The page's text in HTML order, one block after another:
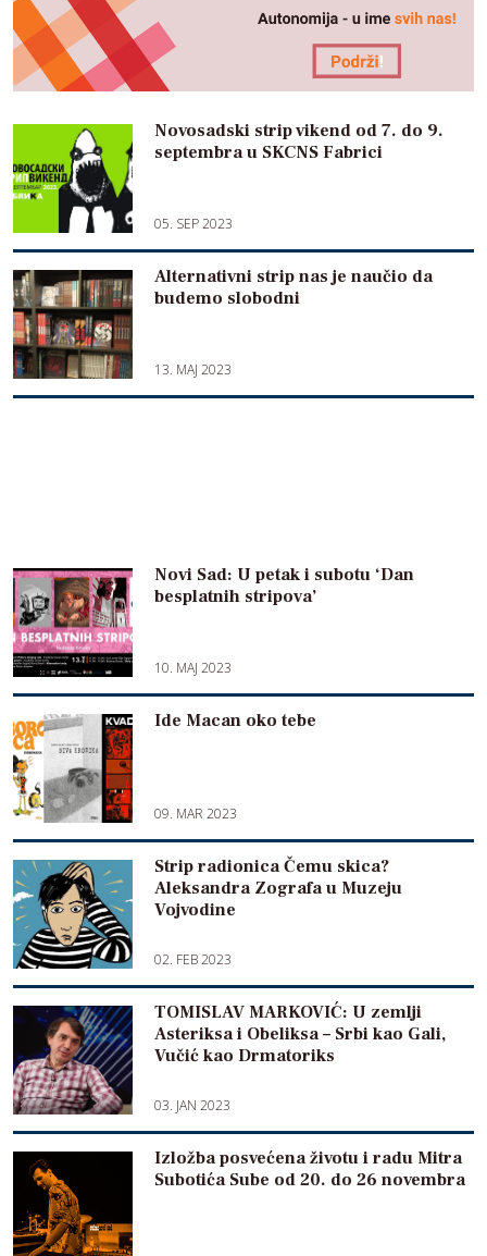
Novosadski strip vikend od 7. do 9.
septembra u SKCNS Fabrici
05. SEP 2023
Alternativni strip nas je naučio da
budemo slobodni
13. MAJ 2023
Novi Sad: U petak i subotu ‘Dan
besplatnih stripova’
10. MAJ 2023
Ide Macan oko tebe
09. MAR 2023
Strip radionica Čemu skica?
Aleksandra Zografa u Muzeju
Vojvodine
02. FEB 2023
TOMISLAV MARKOVIĆ: U zemlji
Asteriksa i Obeliksa – Srbi kao Gali,
Vučić kao Drmatoriks
03. JAN 2023
Izložba posvećena životu i radu Mitra
Subotića Sube od 20. do 26 novembra